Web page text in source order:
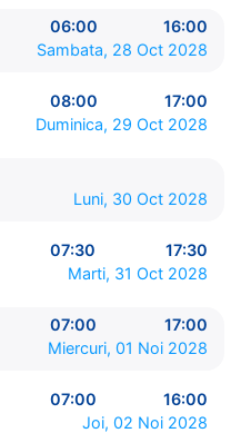
07:30 - 17:30
- 17:00
07:00 - 17:00
- 18:00
- 16:00
06:00
16:00
Sambata, 28 Oct 2028
08:00
17:00
Duminica, 29 Oct 2028
Luni, 30 Oct 2028
07:30
17:30
Marti, 31 Oct 2028
07:00
17:00
Miercuri, 01 Noi 2028
07:00
16:00
Joi, 02 Noi 2028